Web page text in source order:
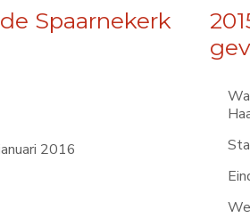
Spaarnekerk
2016